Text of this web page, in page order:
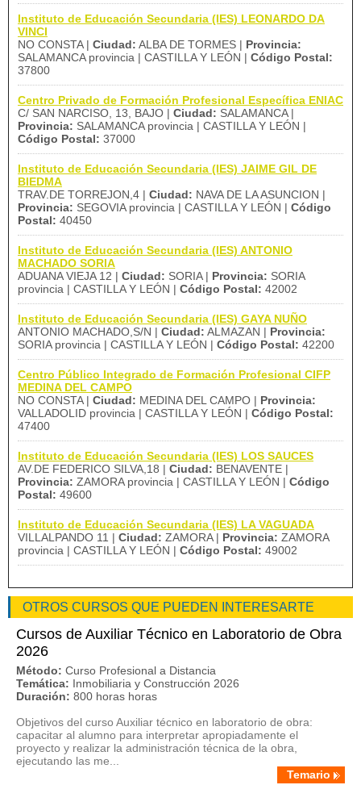
Instituto de Educación Secundaria (IES) LEONARDO DA
VINCI
NO CONSTA | Ciudad: ALBA DE TORMES | Provincia:
SALAMANCA provincia | CASTILLA Y LEÓN | Código Postal:
37800
Centro Privado de Formación Profesional Específica ENIAC
C/ SAN NARCISO, 13, BAJO | Ciudad: SALAMANCA |
Provincia: SALAMANCA provincia | CASTILLA Y LEÓN |
Código Postal: 37000
Instituto de Educación Secundaria (IES) JAIME GIL DE
BIEDMA
TRAV.DE TORREJON,4 | Ciudad: NAVA DE LA ASUNCION |
Provincia: SEGOVIA provincia | CASTILLA Y LEÓN | Código
Postal: 40450
Instituto de Educación Secundaria (IES) ANTONIO
MACHADO SORIA
ADUANA VIEJA 12 | Ciudad: SORIA | Provincia: SORIA
provincia | CASTILLA Y LEÓN | Código Postal: 42002
Instituto de Educación Secundaria (IES) GAYA NUÑO
ANTONIO MACHADO,S/N | Ciudad: ALMAZAN | Provincia:
SORIA provincia | CASTILLA Y LEÓN | Código Postal: 42200
Centro Público Integrado de Formación Profesional CIFP
MEDINA DEL CAMPO
NO CONSTA | Ciudad: MEDINA DEL CAMPO | Provincia:
VALLADOLID provincia | CASTILLA Y LEÓN | Código Postal:
47400
Instituto de Educación Secundaria (IES) LOS SAUCES
AV.DE FEDERICO SILVA,18 | Ciudad: BENAVENTE |
Provincia: ZAMORA provincia | CASTILLA Y LEÓN | Código
Postal: 49600
Instituto de Educación Secundaria (IES) LA VAGUADA
VILLALPANDO 11 | Ciudad: ZAMORA | Provincia: ZAMORA
provincia | CASTILLA Y LEÓN | Código Postal: 49002
OTROS CURSOS QUE PUEDEN INTERESARTE
Cursos de Auxiliar Técnico en Laboratorio de Obra
2026
Método: Curso Profesional a Distancia
Temática: Inmobiliaria y Construcción 2026
Duración: 800 horas horas
Objetivos del curso Auxiliar técnico en laboratorio de obra:
capacitar al alumno para interpretar apropiadamente el
proyecto y realizar la administración técnica de la obra,
ejecutando las me...
Temario